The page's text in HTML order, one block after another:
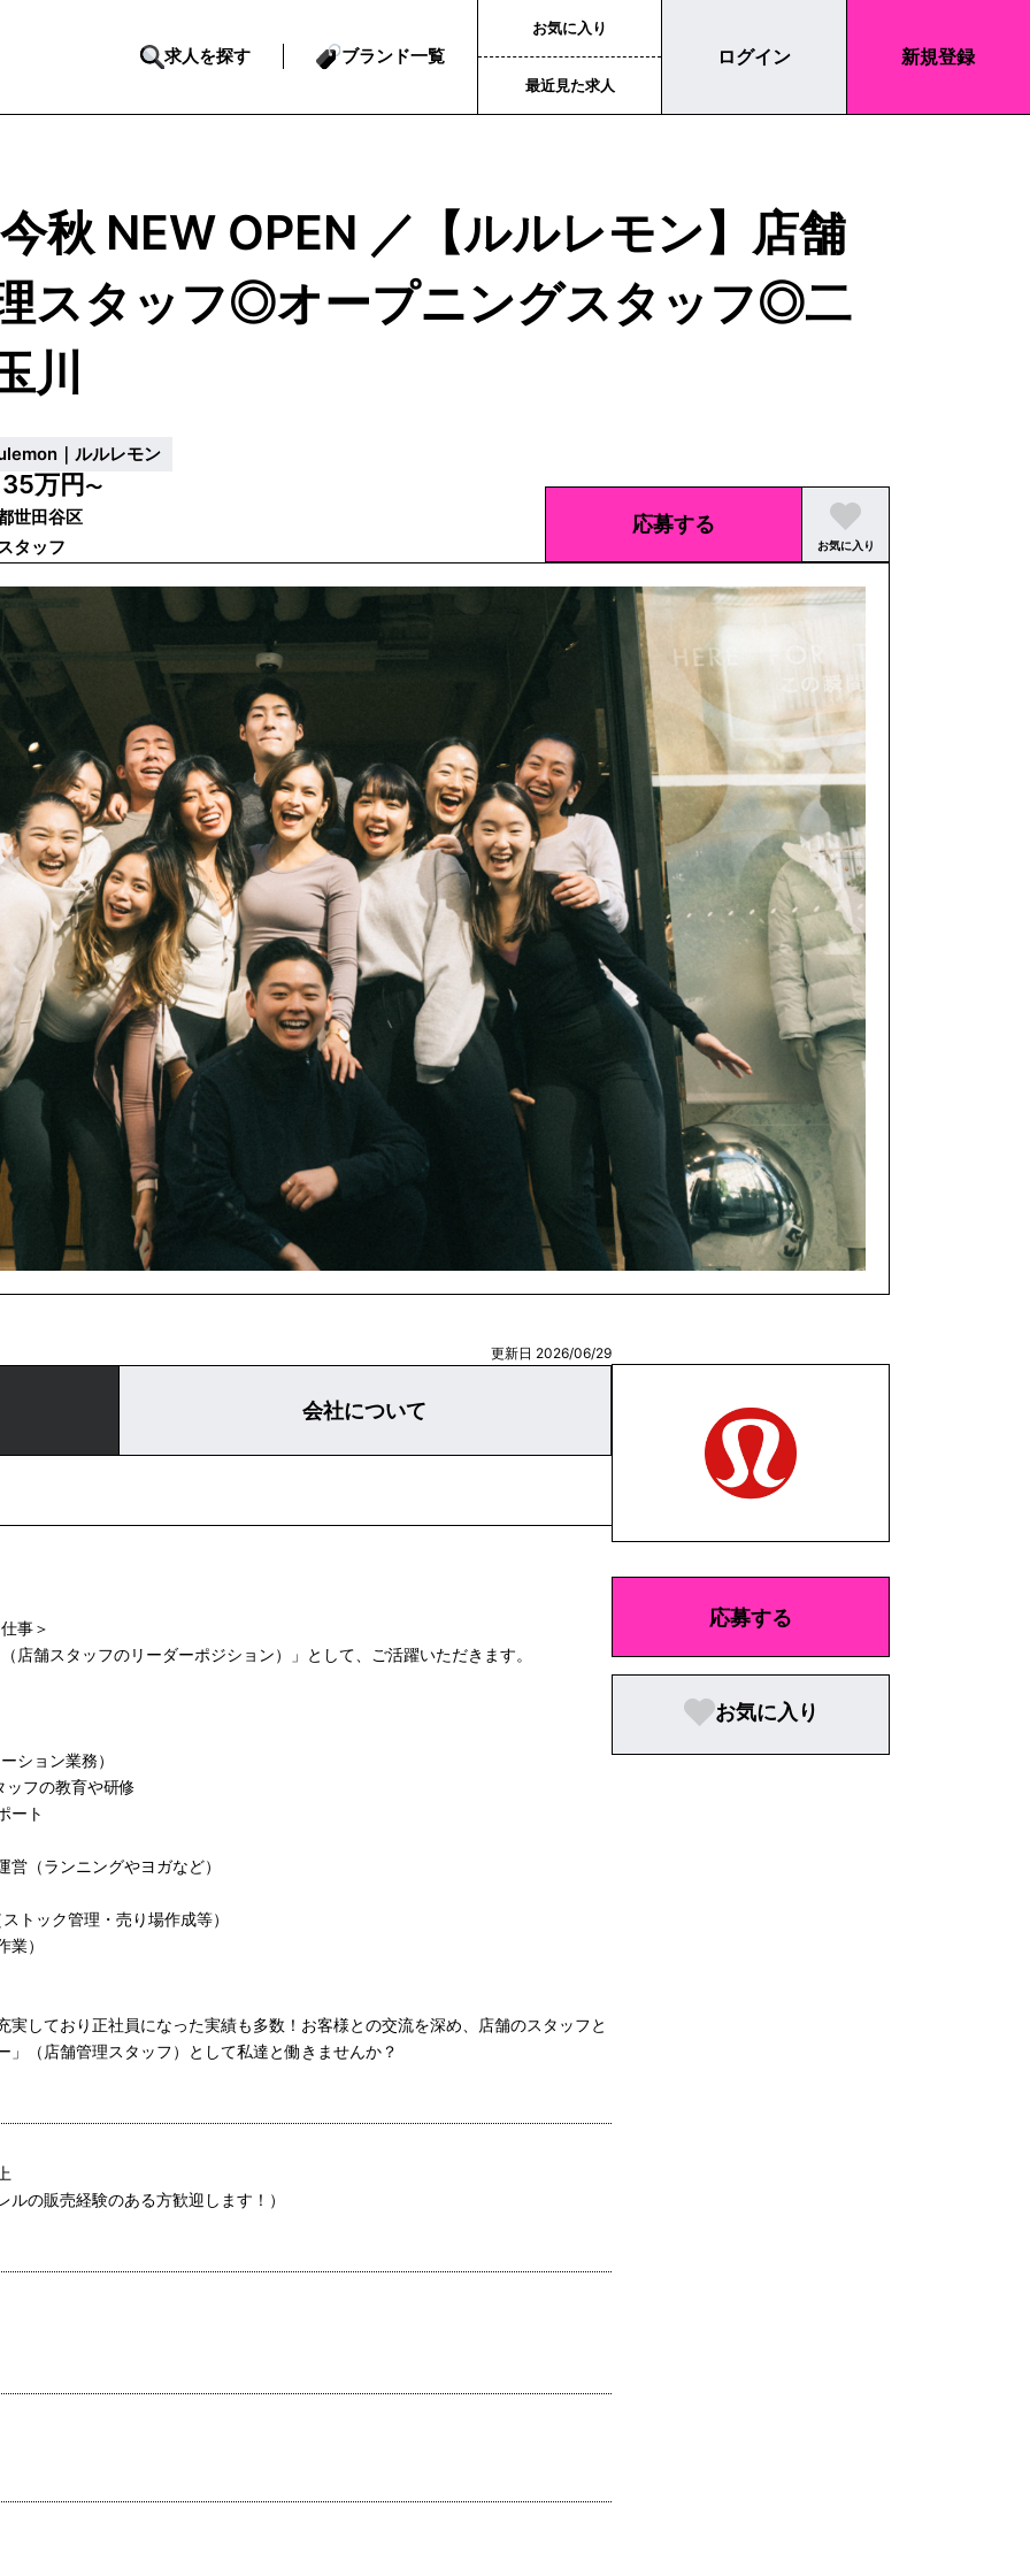
求人を探す ブランド一覧
お気に入り
最近見た求人
ログイン 新規登録
秋 NEW OPEN ／【ルルレモン】店舗
スタッフ◎オープニングスタッフ◎二
川
｜ルルレモン
35万円〜
世田谷区
タッフ
応募する
お気に入り
更新日 2026/06/29
会社について
事＞
店舗スタッフのリーダーポジション）」として、ご活躍いただきます。
ション業務）
フの教育や研修
ート
（ランニングやヨガなど）
トック管理・売り場作成等）
）
実しており正社員になった実績も多数！お客様との交流を深め、店舗のスタッフと
」（店舗管理スタッフ）として私達と働きませんか？
の販売経験のある方歓迎します！）
応募する
お気に入り